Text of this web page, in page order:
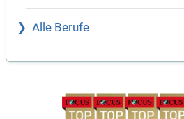
Alle Berufe